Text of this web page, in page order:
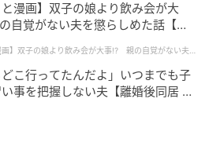
と漫画】双子の娘より飲み会が大
覚がない夫を懲らしめた話【第1
画】双子の娘より飲み会が大事!? 親の自覚がない夫を
どこ行ってたんだよ」いつまでも子
事を把握しない夫【離婚後同居 Vo